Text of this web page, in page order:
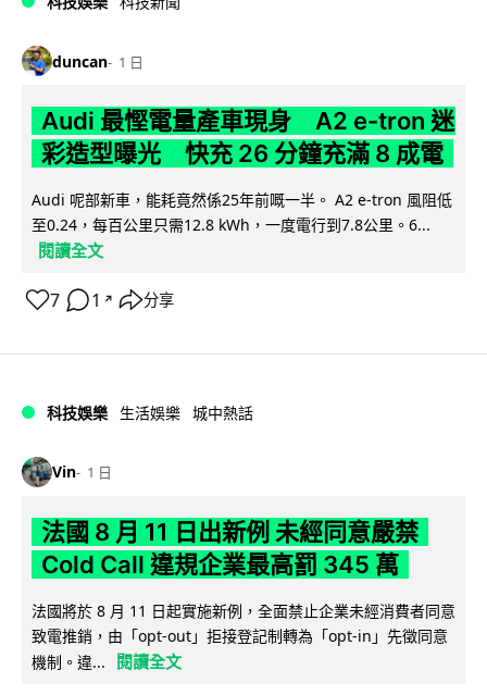
duncan 1 日
Audi 最慳電量產車現身 A2 e-tron 迷
彩造型曝光 快充 26 分鐘充滿 8 成電
Audi 呢部新車，能耗竟然係25年前嘅一半。 A2 e-tron 風阻低
至0.24，每百公里只需12.8 kWh，一度電行到7.8公里。6...
閱讀全文
7 1 ↗ 分享
科技娛樂 生活娛樂 城中熱話
Vin 1 日
法國 8 月 11 日出新例 未經同意嚴禁
Cold Call 違規企業最高罰 345 萬
法國將於 8 月 11 日起實施新例，全面禁止企業未經消費者同意
致電推銷，由「opt-out」拒接登記制轉為「opt-in」先徵同意
機制。違...
閱讀全文